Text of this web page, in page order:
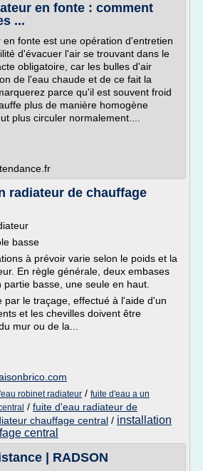
en fonte : comment
...
fonte est une opération d'entretien
d'évacuer l'air se trouvant dans le
obligatoire, car les bulles d'air
de l'eau chaude et de ce fait la
parce qu'il est souvent froid
plus de manière homogène
plus circuler normalement....
radiateur de chauffage
basse
à prévoir varie selon le poids et la
En règle générale, deux embases
basse, une seule en haut.
par le traçage, effectué à l'aide d'un
et les chevilles doivent être
mur ou de la...
robinet radiateur / fuite d'eau a un
/ fuite d'eau radiateur de
chauffage central / installation
central
| RADSON